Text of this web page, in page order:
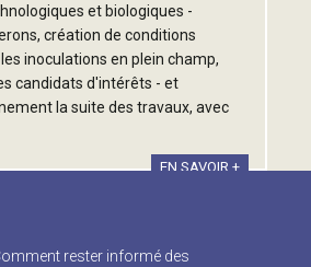
et biologiques -
création de conditions
inoculations en plein champ,
candidats d'intérêts - et
la suite des travaux, avec
EN SAVOIR +
rester informé des